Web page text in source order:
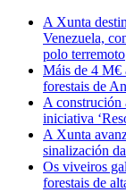
A Xunta
Venezuela,
polo terremoto
Máis de 4 M€
forestais de
A construción
iniciativa
A Xunta
sinalización
Os viveiros
forestais de